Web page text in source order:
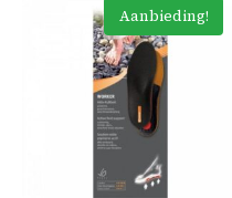
Aanbieding!